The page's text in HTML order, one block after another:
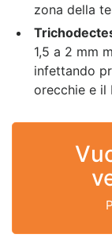
zona della
1,5 a 2 mm
infettando
orecchie e il